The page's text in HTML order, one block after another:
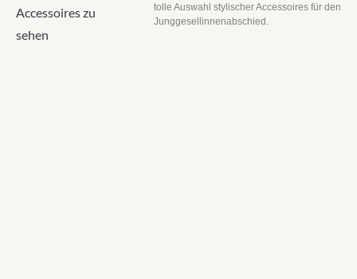
tolle Auswahl stylischer Accessoires für den
Junggesellinnenabschied.